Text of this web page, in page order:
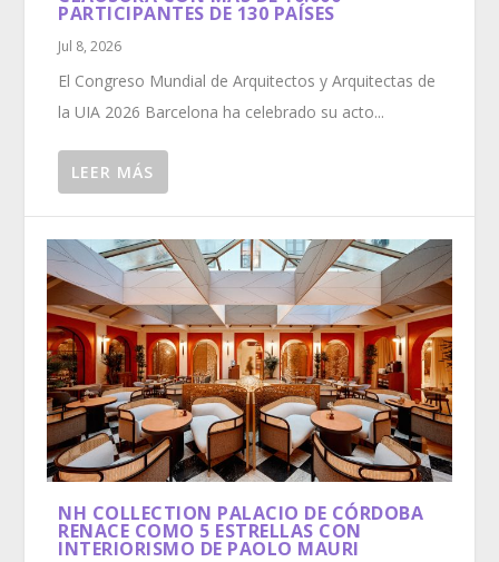
PARTICIPANTES DE 130 PAÍSES
Jul 8, 2026
El Congreso Mundial de Arquitectos y Arquitectas de
la UIA 2026 Barcelona ha celebrado su acto...
LEER MÁS
NH COLLECTION PALACIO DE CÓRDOBA
RENACE COMO 5 ESTRELLAS CON
INTERIORISMO DE PAOLO MAURI